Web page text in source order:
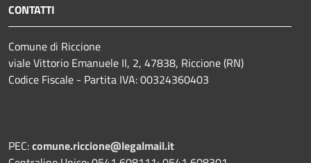
CONTATTI
Comune di Riccione
viale Vittorio Emanuele II, 2, 47838, Riccione (RN)
Codice Fiscale - Partita IVA: 00324360403
PEC:comune.riccione@legalmail.it